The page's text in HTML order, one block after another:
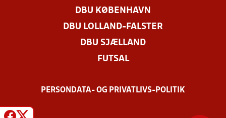
DBU KØBENHAVN
DBU LOLLAND-FALSTER
DBU SJÆLLAND
FUTSAL
PERSONDATA- OG PRIVATLIVS-POLITIK